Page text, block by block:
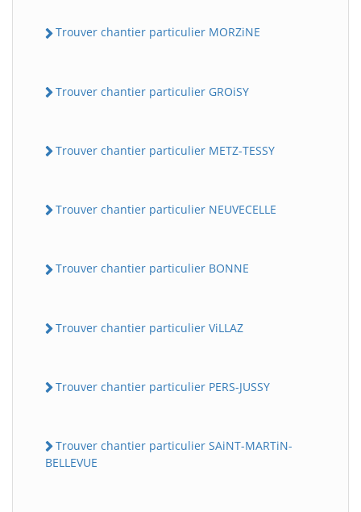
Trouver chantier particulier MORZiNE
Trouver chantier particulier GROiSY
Trouver chantier particulier METZ-TESSY
Trouver chantier particulier NEUVECELLE
Trouver chantier particulier BONNE
Trouver chantier particulier ViLLAZ
Trouver chantier particulier PERS-JUSSY
Trouver chantier particulier SAiNT-MARTiN-
BELLEVUE